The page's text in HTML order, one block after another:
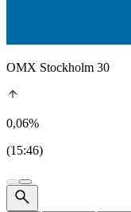
OMX Stockholm 30
0,06%
(15:46)